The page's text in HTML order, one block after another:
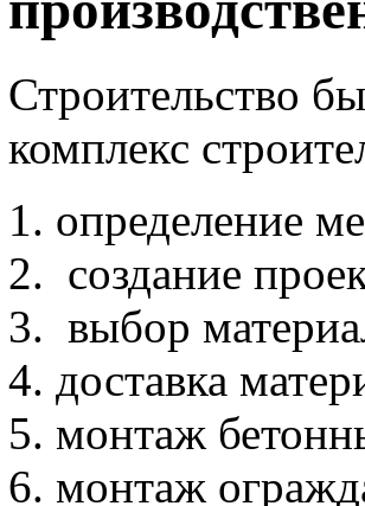
Строительство
комплекс
определение
создание
выбор
доставка
монтаж
монтаж